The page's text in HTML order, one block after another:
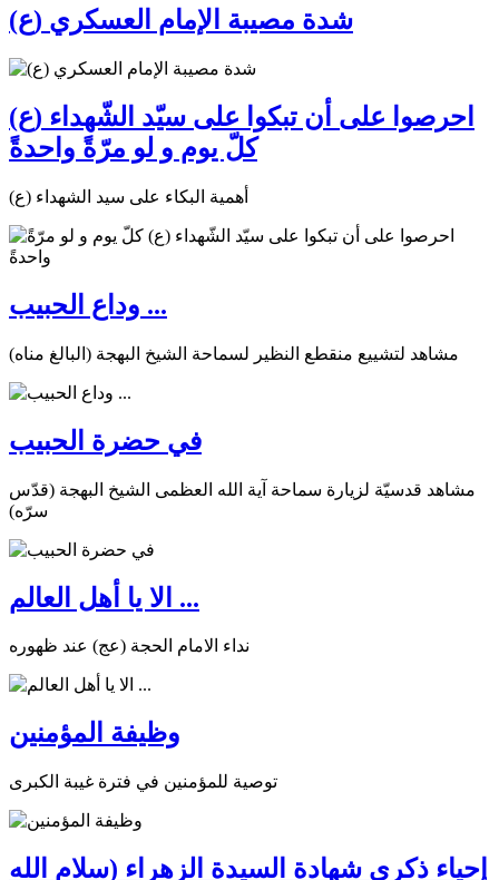
شدة مصيبة الإمام العسكري (ع)
احرصوا على أن تبكوا على سيّد الشّهداء (ع)
كلّ يوم و لو مرّةً واحدةً
أهمية البكاء على سيد الشهداء (ع)
وداع الحبيب ...
مشاهد لتشييع منقطع النظير لسماحة الشيخ البهجة (البالغ مناه)
في حضرة الحبيب
مشاهد قدسيّة لزيارة سماحة آية الله العظمى الشيخ البهجة (قدّس
سرّه)
الا يا أهل العالم ...
نداء الامام الحجة (عج) عند ظهوره
وظيفة المؤمنين
توصية للمؤمنين في فترة غيبة الكبرى
إحياء ذكرى شهادة السيدة الزهراء (سلام الله